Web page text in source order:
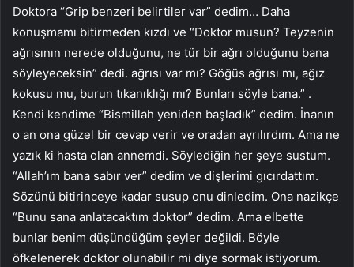
Doktora “Grip benzeri belirtiler var” dedim… Daha
konuşmamı bitirmeden kızdı ve “Doktor musun? Teyzenin
ağrısının nerede olduğunu, ne tür bir ağrı olduğunu bana
söyleyeceksin” dedi. ağrısı var mı? Göğüs ağrısı mı, ağız
kokusu mu, burun tıkanıklığı mı? Bunları söyle bana.” .
Kendi kendime “Bismillah yeniden başladık” dedim. İnanın
o an ona güzel bir cevap verir ve oradan ayrılırdım. Ama ne
yazık ki hasta olan annemdi. Söylediğin her şeye sustum.
“Allah’ım bana sabır ver” dedim ve dişlerimi gıcırdattım.
Sözünü bitirinceye kadar susup onu dinledim. Ona nazikçe
“Bunu sana anlatacaktım doktor” dedim. Ama elbette
bunlar benim düşündüğüm şeyler değildi. Böyle
öfkelenerek doktor olunabilir mi diye sormak istiyorum.